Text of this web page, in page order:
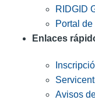
RIDGID
Portal
Enlaces
Avisos